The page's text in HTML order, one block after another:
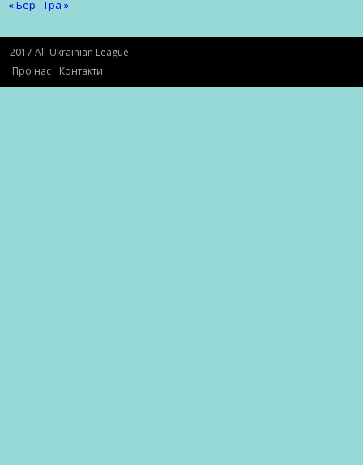
« Бер Тра »
2017 All-Ukrainian League
Про нас
Контакти